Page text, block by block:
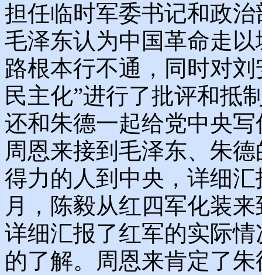
担任临时军委书记和政
毛泽东认为中国革命走
路根本行不通，同时对
民主化”进行了批评和抵
还和朱德一起给党中央
周恩来接到毛泽东、朱
得力的人到中央，详细
月，陈毅从红四军化装
详细汇报了红军的实际
的了解。周恩来肯定了